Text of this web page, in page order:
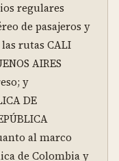
regulares
de pasajeros y
rutas CALI
AIRES
y
DE
al marco
de Colombia y